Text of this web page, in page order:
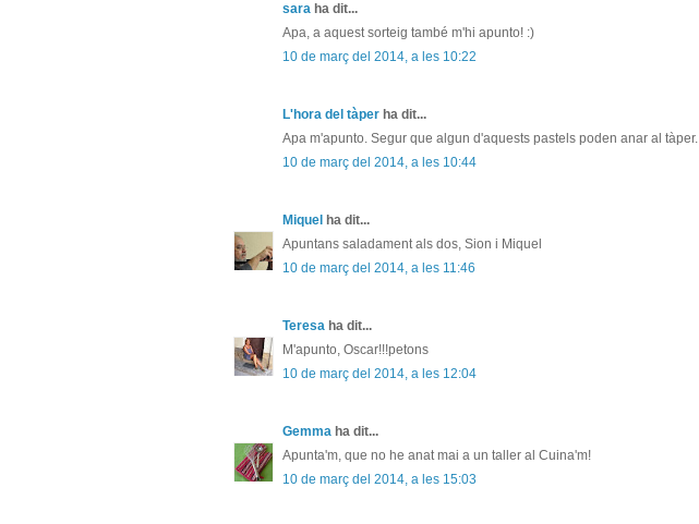
sara ha dit...
Apa, a aquest sorteig també m'hi apunto! :)
10 de març del 2014, a les 10:22
L'hora del tàper ha dit...
Apa m'apunto. Segur que algun d'aquests pastels poden anar al tàper.
10 de març del 2014, a les 10:44
Miquel ha dit...
Apuntans saladament als dos, Sion i Miquel
10 de març del 2014, a les 11:46
Teresa ha dit...
M'apunto, Oscar!!!petons
10 de març del 2014, a les 12:04
Gemma ha dit...
Apunta'm, que no he anat mai a un taller al Cuina'm!
10 de març del 2014, a les 15:03